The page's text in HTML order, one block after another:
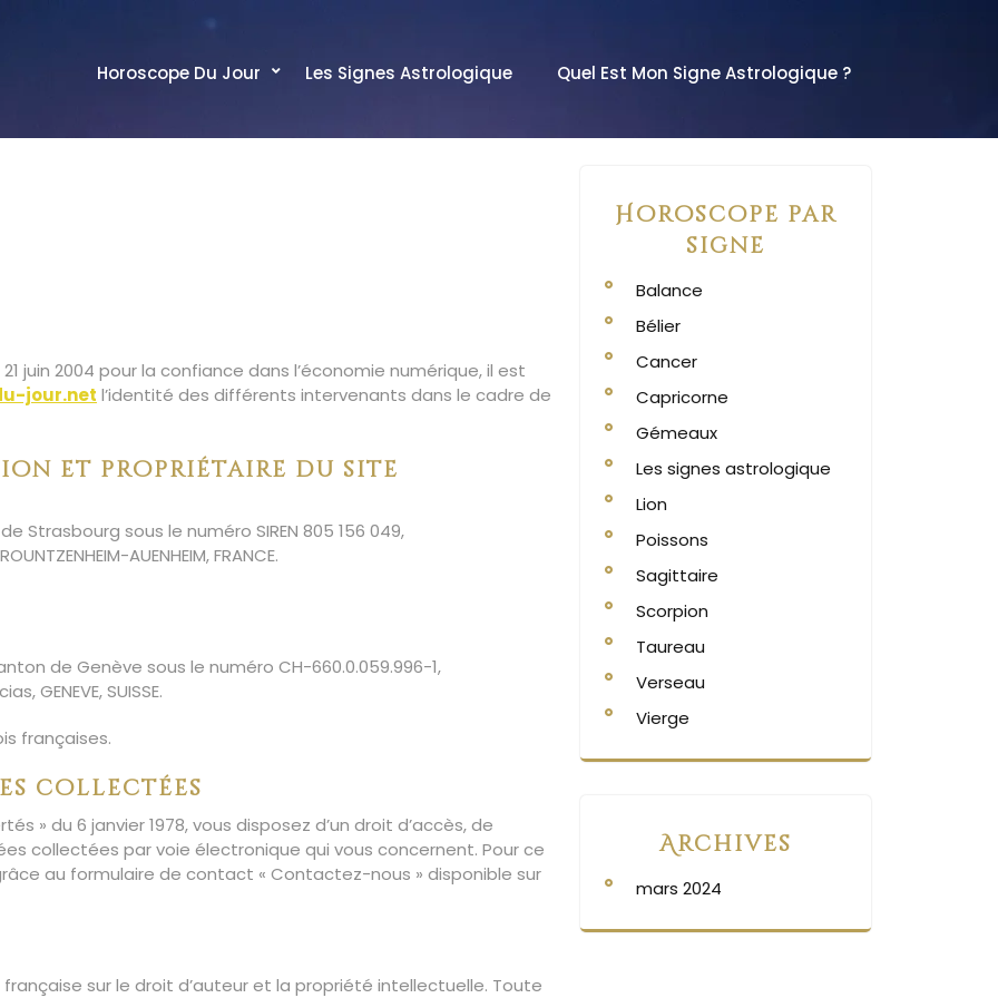
Horoscope Du Jour Les Signes Astrologique Quel Est Mon Signe Astrologique ?
21 juin 2004 pour la confiance dans l’économie numérique, il est
jour.net l’identité des différents intervenants dans le cadre de
et propriétaire du site
Strasbourg sous le numéro SIREN 805 156 049,
AUENHEIM, FRANCE.
de Genève sous le numéro CH-660.0.059.996-1,
GENEVE, SUISSE.
françaises.
collectées
» du 6 janvier 1978, vous disposez d’un droit d’accès, de
collectées par voie électronique qui vous concernent. Pour ce
au formulaire de contact « Contactez-nous » disponible sur
sur le droit d’auteur et la propriété intellectuelle. Toute
Horoscope par
signe
Balance
Bélier
Cancer
Capricorne
Gémeaux
Les signes astrologique
Lion
Poissons
Sagittaire
Scorpion
Taureau
Verseau
Vierge
Archives
mars 2024